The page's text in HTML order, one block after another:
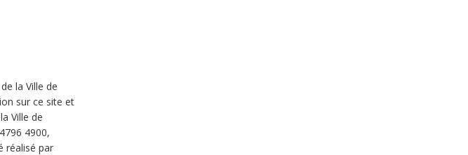
la Ville de
sur ce site et
Ville de
4900,
réalisé par